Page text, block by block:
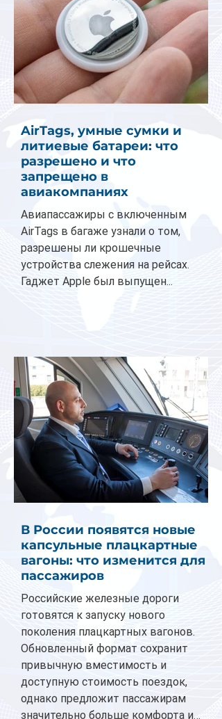
AirTags, умные сумки и
литиевые батареи: что
разрешено и что
запрещено в
авиакомпаниях
Авиапассажиры с включенным
AirTags в багаже узнали о том,
разрешены ли крошечные
устройства слежения на рейсах.
Гаджет Apple был выпущен...
В России появятся новые
капсульные плацкартные
вагоны: что изменится для
пассажиров
Российские железные дороги
готовятся к запуску нового
поколения плацкартных вагонов.
Обновленный формат сохранит
привычную вместимость и
доступную стоимость поездок,
однако предложит пассажирам
значительно больше комфорта и